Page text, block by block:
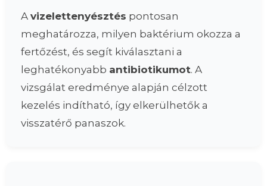
A vizelettenyésztés pontosan
meghatározza, milyen baktérium okozza a
fertőzést, és segít kiválasztani a
leghatékonyabb antibiotikumot. A
vizsgálat eredménye alapján célzott
kezelés indítható, így elkerülhetők a
visszatérő panaszok.